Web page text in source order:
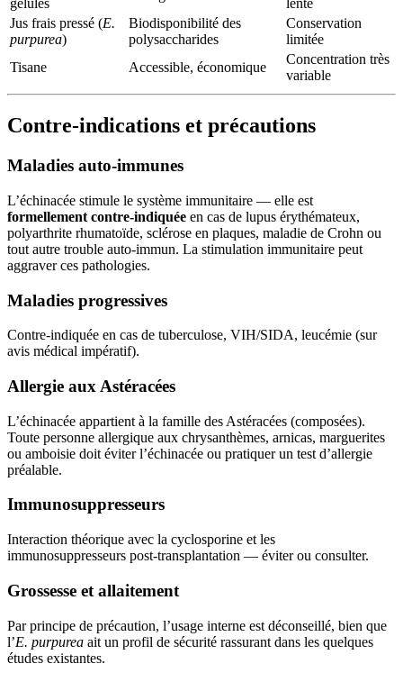
gélules
lente
Jus frais pressé (E.
purpurea)
Biodisponibilité des
polysaccharides
Conservation
limitée
Tisane
Accessible, économique
Concentration très
variable
Contre-indications et précautions
Maladies auto-immunes
L’échinacée stimule le système immunitaire — elle est
formellement contre-indiquée en cas de lupus érythémateux,
polyarthrite rhumatoïde, sclérose en plaques, maladie de Crohn ou
tout autre trouble auto-immun. La stimulation immunitaire peut
aggraver ces pathologies.
Maladies progressives
Contre-indiquée en cas de tuberculose, VIH/SIDA, leucémie (sur
avis médical impératif).
Allergie aux Astéracées
L’échinacée appartient à la famille des Astéracées (composées).
Toute personne allergique aux chrysanthèmes, arnicas, marguerites
ou amboisie doit éviter l’échinacée ou pratiquer un test d’allergie
préalable.
Immunosuppresseurs
Interaction théorique avec la cyclosporine et les
immunosuppresseurs post-transplantation — éviter ou consulter.
Grossesse et allaitement
Par principe de précaution, l’usage interne est déconseillé, bien que
l’E. purpurea ait un profil de sécurité rassurant dans les quelques
études existantes.